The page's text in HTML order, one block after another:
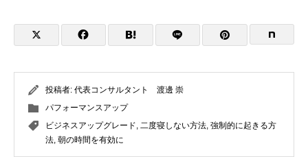
投稿者: 代表コンサルタント 渡邊 崇
パフォーマンスアップ
ビジネスアップグレード, 二度寝しない方法, 強制的に起きる方
法, 朝の時間を有効に